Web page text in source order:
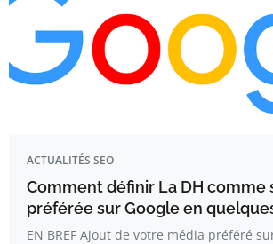
ACTUALITÉS SEO
Comment définir La DH comme
préférée sur Google en
EN BREF Ajout de votre média préféré